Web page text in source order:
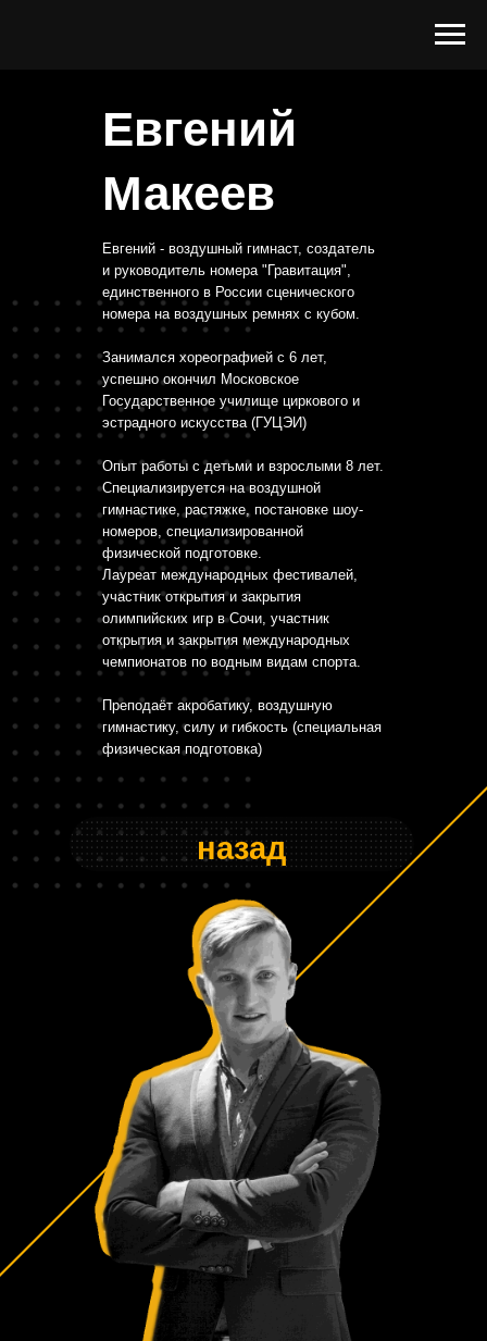
Евгений - воздушный гимнаст, создатель
и руководитель номера "Гравитация",
единственного в России сценического
номера на воздушных ремнях с кубом.
Занимался хореографией с 6 лет,
успешно окончил Московское
Государственное училище циркового и
эстрадного искусства (ГУЦЭИ)
Опыт работы с детьми и взрослыми 8 лет.
Специализируется на воздушной
гимнастике, растяжке, постановке шоу-
номеров, специализированной
физической подготовке.
Лауреат международных фестивалей,
участник открытия и закрытия
олимпийских игр в Сочи, участник
открытия и закрытия международных
чемпионатов по водным видам спорта.
Преподаёт акробатику, воздушную
гимнастику, силу и гибкость (специальная
физическая подготовка)
Евгений
Макеев
назад